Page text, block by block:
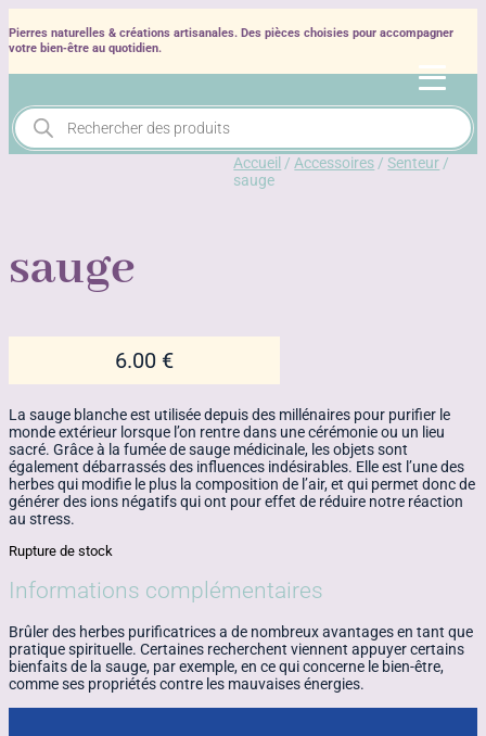
Pierres naturelles & créations artisanales. Des pièces choisies pour accompagner
votre bien‑être au quotidien.
Recherche
de
produits
Accueil / Accessoires /Senteur /
sauge
sauge
6.00 €
La sauge blanche est utilisée depuis des millénaires pour purifier le
monde extérieur lorsque l’on rentre dans une cérémonie ou un lieu
sacré. Grâce à la fumée de sauge médicinale, les objets sont
également débarrassés des influences indésirables. Elle est l’une des
herbes qui modifie le plus la composition de l’air, et qui permet donc de
générer des ions négatifs qui ont pour effet de réduire notre réaction
au stress.
Rupture de stock
Informations complémentaires
Brûler des herbes purificatrices a de nombreux avantages en tant que
pratique spirituelle. Certaines recherchent viennent appuyer certains
bienfaits de la sauge, par exemple, en ce qui concerne le bien-être,
comme ses propriétés contre les mauvaises énergies.